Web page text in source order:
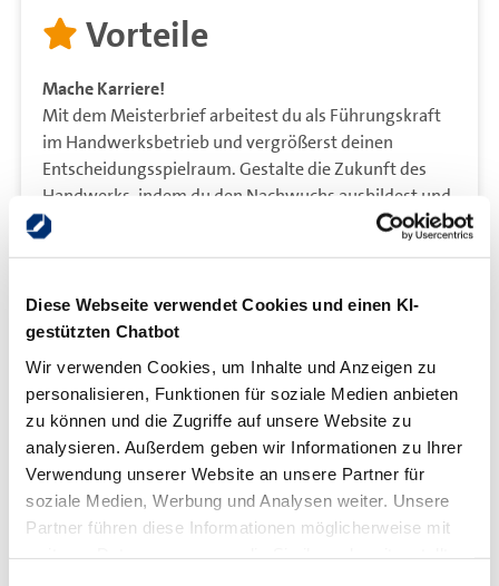
Diese Webseite verwendet Cookies und einen KI-
gestützten Chatbot
Wir verwenden Cookies, um Inhalte und Anzeigen zu
personalisieren, Funktionen für soziale Medien anbieten
zu können und die Zugriffe auf unsere Website zu
analysieren. Außerdem geben wir Informationen zu Ihrer
Verwendung unserer Website an unsere Partner für
soziale Medien, Werbung und Analysen weiter. Unsere
Partner führen diese Informationen möglicherweise mit
Vorteile
Mache Karriere!
Mit dem Meisterbrief arbeitest du als Führungskraft
im Handwerksbetrieb und vergrößerst deinen
Entscheidungsspielraum. Gestalte die Zukunft des
Handwerks, indem du den Nachwuchs ausbildest und
förderst.
Denke schon heute an morgen und fokussiere dich
auf deine Selbstständigkeit. In der
Meistervorbereitung wirst du auf Existenzgründung,
Betriebsübernahme bzw. – Nachfolge vorbereitet. Fit
für die Gründung: Der Meisterbrief wirkt sich u.a.
positiv auf die Kreditwürdigkeit bei Banken aus.
Weitere Tipps erhältst du in der
Gründungsberatung
der Handwerkskammer.